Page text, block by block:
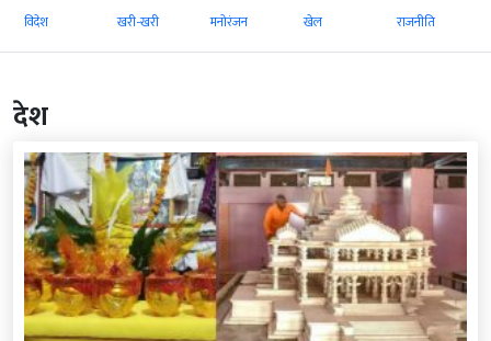
खरी-खरी मनोरंजन खेल राजनीति व्‍यापार
देश